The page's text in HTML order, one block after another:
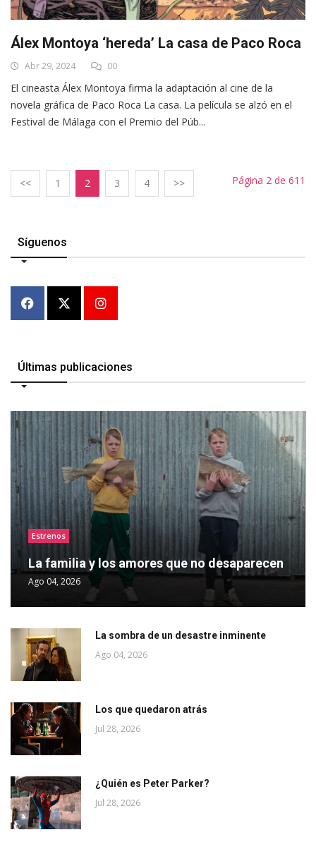
Álex Montoya ‘hereda’ La casa de Paco Roca
Abr 29, 2024 00
El cineasta Álex Montoya firma la adaptación al cine de la
novela gráfica de Paco Roca La casa. La película se alzó en el
Festival de Málaga con el Premio del Púb...
<< 1 2 3 4 >> Página 2 de 611
Síguenos
Últimas publicaciones
Estrenos
La familia y los amores que no desaparecen
Ago 04, 2026
La sombra de un desastre inminente
Ago 04, 2026
Los que quedaron atrás
Jul 28, 2026
¿Quién es Peter Parker?
Jul 28, 2026